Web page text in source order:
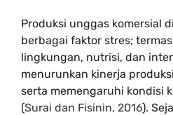
Produksi unggas komersial
berbagai faktor stres;
lingkungan, nutrisi, dan
menurunkan kinerja
serta memengaruhi kondisi
(Surai dan Fisinin, 2016).